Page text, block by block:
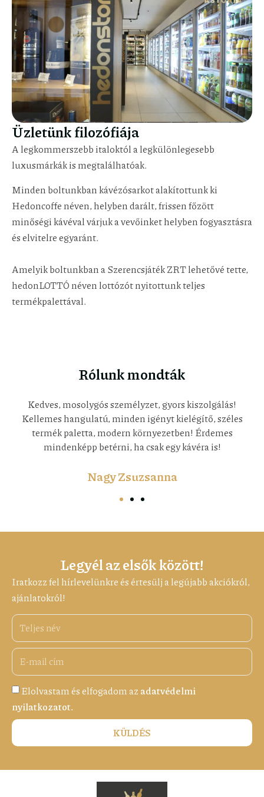
Üzletünk filozófiája
A legkommerszebb italoktól a legkülönlegesebb
luxusmárkák is megtalálhatóak.
Minden boltunkban kávézósarkot alakítottunk ki
Hedoncoffe néven, helyben darált, frissen főzött
minőségi kávéval várjuk a vevőinket helyben fogyasztásra
és elvitelre egyaránt.
Amelyik boltunkban a Szerencsjáték ZRT lehetővé tette,
hedonLOTTÓ néven lottózót nyitottunk teljes
termékpalettával.
Rólunk mondták
Imádott, hely
széles választék, egy gyönyörű boltban,
és kedves kiszolgálás
Nagy Tímea
Legyél az elsők között!
Iratkozz fel hírlevelünkre és értesülj a legújabb akciókról,
ajánlatokról!
Elolvastam és elfogadom az adatvédelmi
nyilatkozatot.
KÜLDÉS